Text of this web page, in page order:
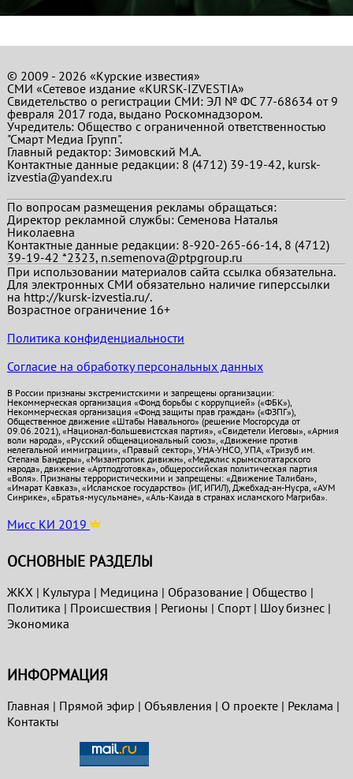
© 2009 - 2026 «Курские известия»
СМИ «Сетевое издание «KURSK-IZVESTIA»
Свидетельство о регистрации СМИ: ЭЛ № ФС 77-68634 от 9
февраля 2017 года, выдано Роскомнадзором.
Учредитель: Общество с ограниченной ответственностью
"Смарт Медиа Групп".
Главный редактор:Зимовский М.А.
Контактные данные редакции: 8 (4712) 39-19-42, kursk-
izvestia@yandex.ru
По вопросам размещения рекламы обращаться:
Директор рекламной службы: Семенова Наталья
Николаевна
Контактные данные редакции: 8-920-265-66-14, 8 (4712)
39-19-42 *2323, n.semenova@ptpgroup.ru
При использовании материалов сайта ссылка обязательна.
Для электронных СМИ обязательно наличие гиперссылки
на http://kursk-izvestia.ru/.
Возрастное ограничение 16+
Политика конфиденциальности
Согласие на обработку персональных данных
В России признаны экстремистскими и запрещены организации:
Некоммерческая организация «Фонд борьбы с коррупцией» («ФБК»),
Некоммерческая организация «Фонд защиты прав граждан» («ФЗПГ»),
Общественное движение «Штабы Навального» (решение Мосгорсуда от
09.06.2021), «Национал-большевистская партия», «Свидетели Иеговы», «Армия
воли народа», «Русский общенациональный союз», «Движение против
нелегальной иммиграции», «Правый сектор», УНА-УНСО, УПА, «Тризуб им.
Степана Бандеры», «Мизантропик дивижн», «Меджлис крымскотатарского
народа», движение «Артподготовка», общероссийская политическая партия
«Воля». Признаны террористическими и запрещены: «Движение Талибан»,
«Имарат Кавказ», «Исламское государство» (ИГ, ИГИЛ), Джебхад-ан-Нусра, «АУМ
Синрике», «Братья-мусульмане», «Аль-Каида в странах исламского Магриба».
Мисс КИ 2019
ОСНОВНЫЕ РАЗДЕЛЫ
ЖКХ| Культура | Медицина | Образование| Общество |
Политика | Проиcшествия | Регионы | Спорт| Шоу бизнес|
Экономика
ИНФОРМАЦИЯ
Главная | Прямой эфир | Объявления | О проекте| Реклама |
Контакты